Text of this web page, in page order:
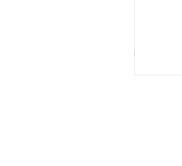
© Copyright Taiwo.online